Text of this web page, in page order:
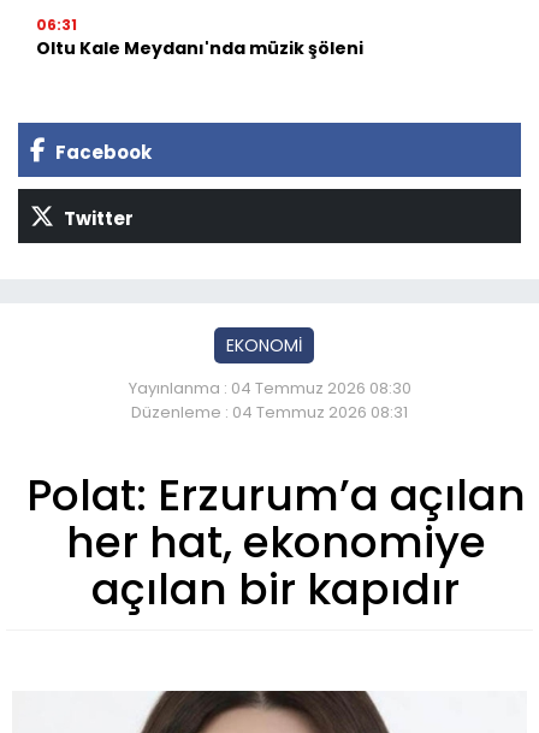
06:31
Oltu Kale Meydanı'nda müzik şöleni
Facebook
Twitter
EKONOMİ
Yayınlanma : 04 Temmuz 2026 08:30
Düzenleme : 04 Temmuz 2026 08:31
Polat: Erzurum’a açılan
her hat, ekonomiye
açılan bir kapıdır